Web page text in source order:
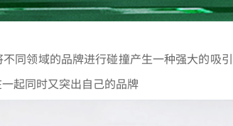
同领域的品牌进行碰撞产生一种强大的吸
起同时又突出自己的品牌